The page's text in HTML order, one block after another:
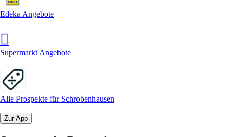
Edeka Angebote
Supermarkt Angebote
Alle Prospekte für Schrobenhausen
Zur App